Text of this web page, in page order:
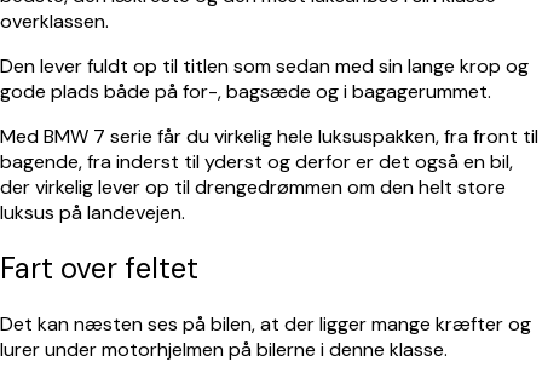
overklassen.
Den lever fuldt op til titlen som sedan med sin lange krop og
gode plads både på for-, bagsæde og i bagagerummet.
Med BMW 7 serie får du virkelig hele luksuspakken, fra front til
bagende, fra inderst til yderst og derfor er det også en bil,
der virkelig lever op til drengedrømmen om den helt store
luksus på landevejen.
Fart over feltet
Det kan næsten ses på bilen, at der ligger mange kræfter og
lurer under motorhjelmen på bilerne i denne klasse.